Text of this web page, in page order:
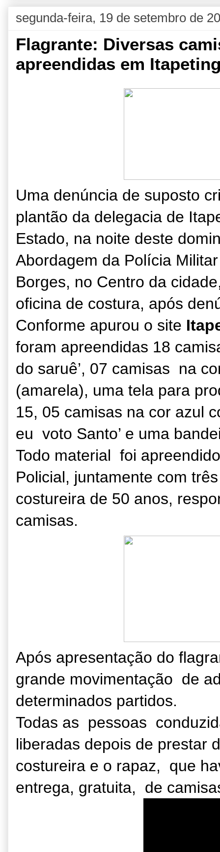
segunda-feira, 19 de setembro de
Flagrante: Diversas
apreendidas em
Uma denúncia de suposto
plantão da delegacia de
Estado, na noite deste
Abordagem da Polícia
Borges, no Centro da
oficina de costura, após
Conforme apurou o site
foram apreendidas 18
do saruê’, 07 camisas na
(amarela), uma tela para
15, 05 camisas na cor azul
eu voto Santo’ e uma
Todo material foi
Policial, juntamente com
costureira de 50 anos,
camisas.
Após apresentação do
grande movimentação de
determinados partidos.
Todas as pessoas
liberadas depois de prestar
costureira e o rapaz, que
entrega, gratuita, de